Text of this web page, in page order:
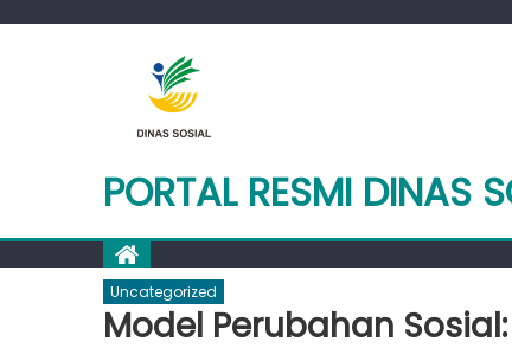
PORTAL RESMI DINAS
Uncategorized
Model Perubahan